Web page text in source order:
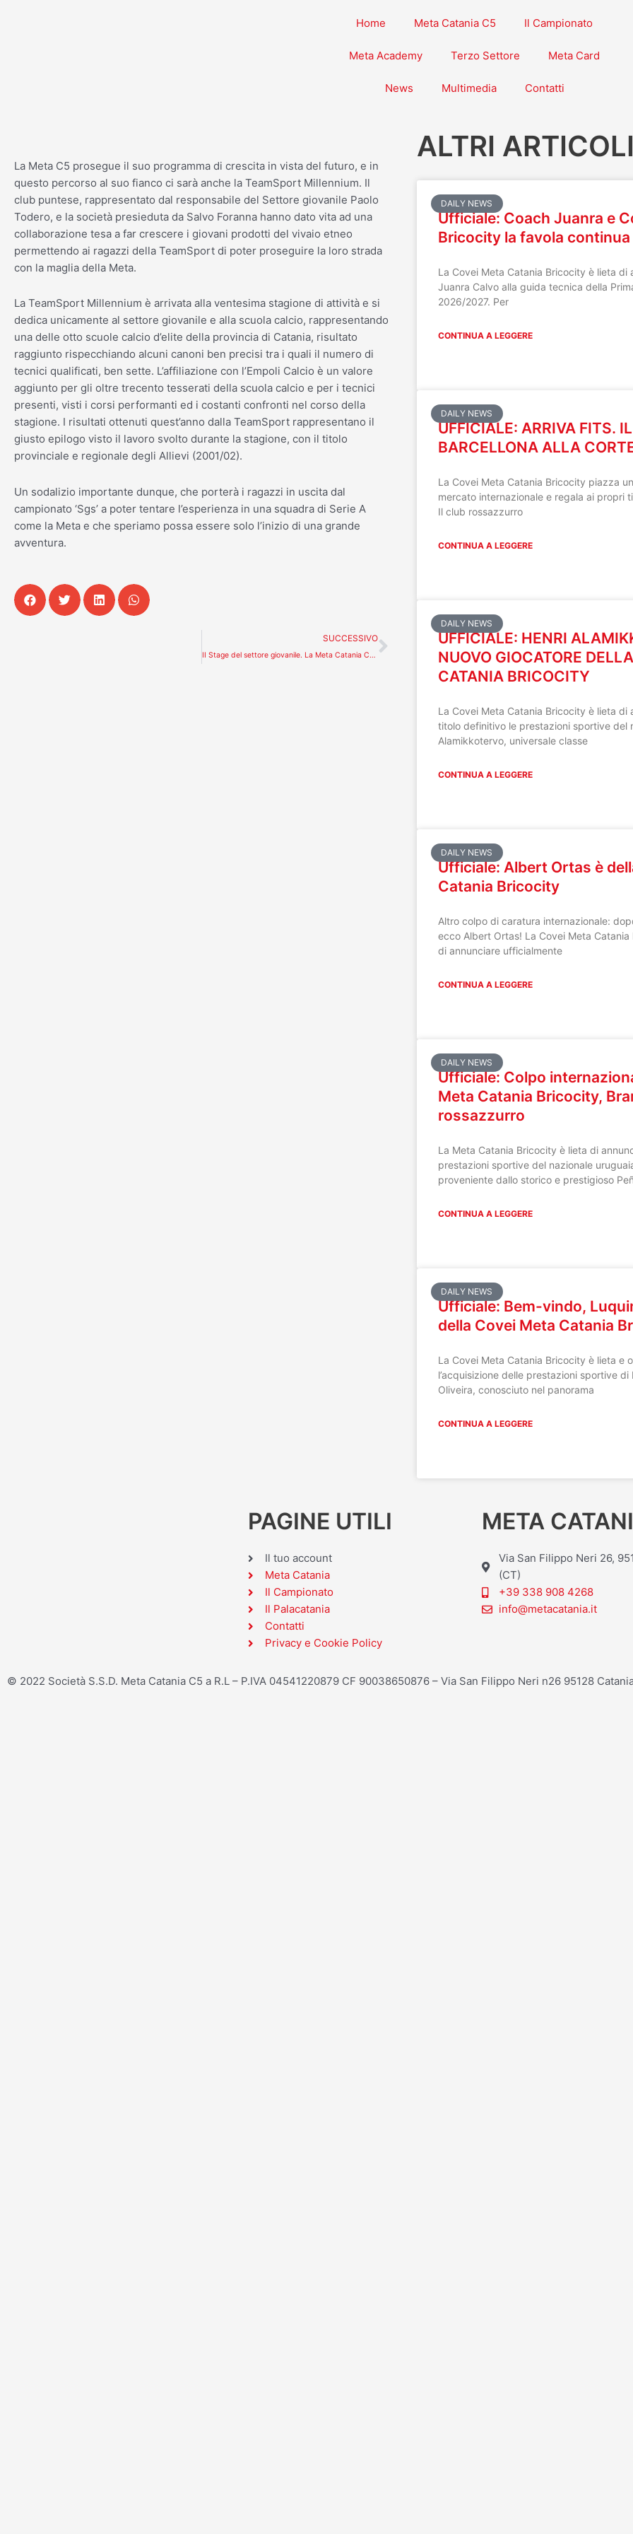
Home Meta Catania C5 Il Campionato
Meta Academy Terzo Settore Meta Card
News Multimedia Contatti
La Meta C5 prosegue il suo programma di crescita in vista del futuro, e in
questo percorso al suo fianco ci sarà anche la TeamSport Millennium. Il
club puntese, rappresentato dal responsabile del Settore giovanile Paolo
Todero, e la società presieduta da Salvo Foranna hanno dato vita ad una
collaborazione tesa a far crescere i giovani prodotti del vivaio etneo
permettendo ai ragazzi della TeamSport di poter proseguire la loro strada
con la maglia della Meta.
La TeamSport Millennium è arrivata alla ventesima stagione di attività e si
dedica unicamente al settore giovanile e alla scuola calcio, rappresentando
una delle otto scuole calcio d’elite della provincia di Catania, risultato
raggiunto rispecchiando alcuni canoni ben precisi tra i quali il numero di
tecnici qualificati, ben sette. L’affiliazione con l’Empoli Calcio è un valore
aggiunto per gli oltre trecento tesserati della scuola calcio e per i tecnici
presenti, visti i corsi performanti ed i costanti confronti nel corso della
stagione. I risultati ottenuti quest’anno dalla TeamSport rappresentano il
giusto epilogo visto il lavoro svolto durante la stagione, con il titolo
provinciale e regionale degli Allievi (2001/02).
Un sodalizio importante dunque, che porterà i ragazzi in uscita dal
campionato ‘Sgs’ a poter tentare l’esperienza in una squadra di Serie A
come la Meta e che speriamo possa essere solo l’inizio di una grande
avventura.
SUCCESSIVO
II Stage del settore giovanile. La Meta Catania C5 cerca te
Successivo
ALTRI ARTICOLI
DAILY NEWS
Ufficiale: Coach Juanra e
Bricocity la favola continua
La Covei Meta Catania Bricocity è lieta di
Juanra Calvo alla guida tecnica della
2026/2027. Per
CONTINUA A LEGGERE
DAILY NEWS
UFFICIALE: ARRIVA FITS.
BARCELLONA ALLA
La Covei Meta Catania Bricocity piazza
mercato internazionale e regala ai propri
Il club rossazzurro
CONTINUA A LEGGERE
DAILY NEWS
UFFICIALE: HENRI
NUOVO GIOCATORE
CATANIA BRICOCITY
La Covei Meta Catania Bricocity è lieta di
titolo definitivo le prestazioni sportive del
Alamikkotervo, universale classe
CONTINUA A LEGGERE
DAILY NEWS
Ufficiale: Albert Ortas è
Catania Bricocity
Altro colpo di caratura internazionale:
ecco Albert Ortas! La Covei Meta
di annunciare ufficialmente
CONTINUA A LEGGERE
DAILY NEWS
Ufficiale: Colpo
Meta Catania Bricocity,
rossazzurro
La Meta Catania Bricocity è lieta di
prestazioni sportive del nazionale
proveniente dallo storico e prestigioso
CONTINUA A LEGGERE
DAILY NEWS
Ufficiale: Bem-vindo,
della Covei Meta Catania
La Covei Meta Catania Bricocity è lieta e
l’acquisizione delle prestazioni sportive
Oliveira, conosciuto nel panorama
CONTINUA A LEGGERE
PAGINE UTILI
Il tuo account
Meta Catania
Il Campionato
Il Palacatania
Contatti
Privacy e Cookie Policy
META
Via San Filippo Neri 26,
(CT)
+39 338 908 4268
info@metacatania.it
© 2022 Società S.S.D. Meta Catania C5 a R.L – P.IVA 04541220879 CF 90038650876 – Via San Filippo Neri n26 95128